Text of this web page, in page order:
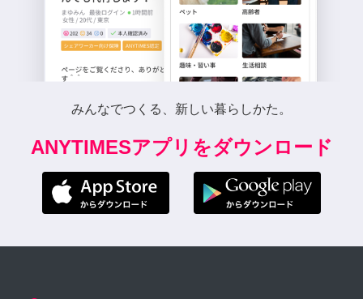
みんなでつくる、新しい暮らしかた。
ANYTIMESアプリをダウンロード